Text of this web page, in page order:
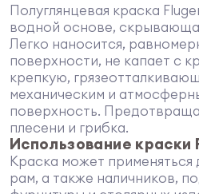
Полуглянцевая краска
водной основе,
Легко наносится,
поверхности, не капает с
крепкую,
механическим и
поверхность.
плесени и грибка.
Использование краски
Краска может применяться
рам, а также наличников,